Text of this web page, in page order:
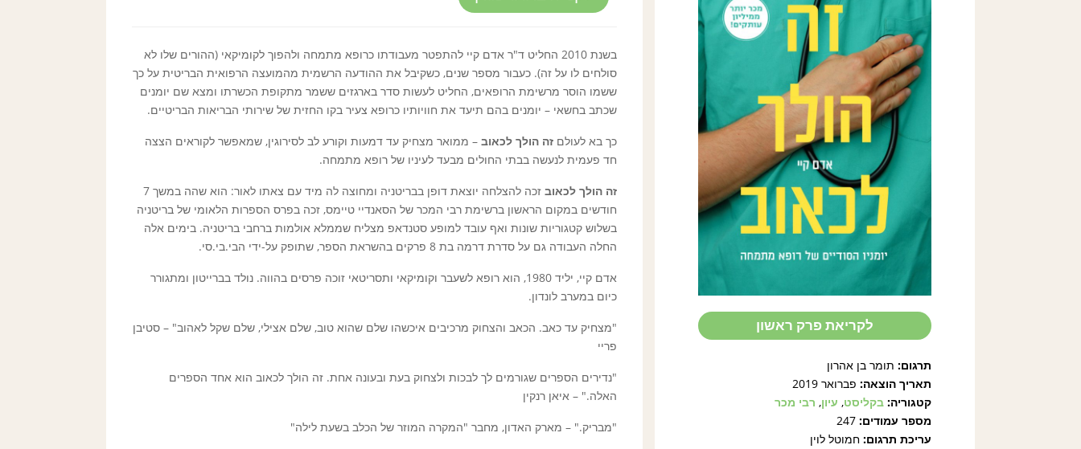
בשנת 2010 החליט ד"ר אדם קיי להתפטר מעבודתו כרופא מתמחה ולהפוך לקומיקאי (ההורים שלו לא
סולחים לו על זה). כעבור מספר שנים, כשקיבל את ההודעה הרשמית מהמועצה הרפואית הבריטית על כך
ששמו הוסר מרשימת הרופאים, החליט לעשות סדר בארגזים ששמר מתקופת הכשרתו ומצא שם יומנים
שכתב בחשאי – יומנים בהם תיעד את חוויותיו כרופא צעיר בקו החזית של שירותי הבריאות הבריטיים.
כך בא לעולם זה הולך לכאוב– ממואר מצחיק עד דמעות וקורע לב לסירוגין, שמאפשר לקוראים הצצה
חד פעמית לנעשה בבתי החולים מבעד לעיניו של רופא מתמחה.
זה הולך לכאוב
זכה להצלחה יוצאת דופן בבריטניה ומחוצה לה מיד עם צאתו לאור: הוא שהה במשך 7
חודשים במקום הראשון ברשימת רבי המכר של הסאנדיי טיימס, זכה בפרס הספרות הלאומי של בריטניה
בשלוש קטגוריות שונות ואף עובד למופע סטנדאפ מצליח שממלא אולמות ברחבי בריטניה. בימים אלה
החלה העבודה גם על סדרת דרמה בת 8 פרקים בהשראת הספר, שתופק על-ידי הבי.בי.סי.
אדם קיי, יליד 1980, הוא רופא לשעבר וקומיקאי ותסריטאי זוכה פרסים בהווה. נולד בברייטון ומתגורר
כיום במערב לונדון.
"מצחיק עד כאב. הכאב והצחוק מרכיבים איכשהו שלם שהוא טוב, שלם אצילי, שלם שקל לאהוב" – סטיבן
פריי
"נדירים הספרים שגורמים לך לבכות ולצחוק בעת ובעונה אחת. זה הולך לכאוב הוא אחד הספרים
האלה." – איאן רנקין
"מבריק." – מארק האדון, מחבר "המקרה המוזר של הכלב בשעת לילה"
THIS IS
GOING TO
HURT:
SECRET
DIARIES OF
A JUNIOR
DOCTOR
Adam Kay
לקריאת פרק ראשון
תרגום: תומר בן אהרון
תאריך הוצאה: פברואר 2019
קטגוריה:בקליסט, עיון, רבי מכר
מספר עמודים:247
עריכת תרגום:חמוטל לוין